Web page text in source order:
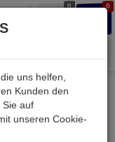
0 0
Computer
uns helfen,
Kunden den
Sie auf
unseren Cookie-